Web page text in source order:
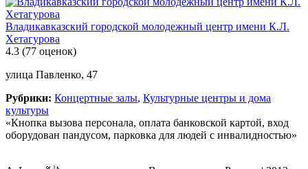
Владикавказский городской молодежный центр имени К.Л.
Хетагурова
4.3 (77 оценок)
улица Павленко, 47
Рубрики: Концертные залы, Культурные центры и дома
культуры
«Кнопка вызова персонала, оплата банковской картой, вход
оборудован пандусом, парковка для людей с инвалидностью»